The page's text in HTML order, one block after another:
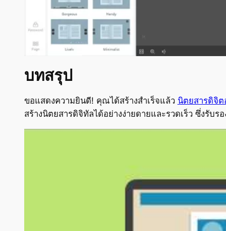
บทสรุป
ขอแสดงความยินดี! คุณได้สร้างสำเร็จแล้ว นิตยสารดิจิต
สร้างนิตยสารดิจิทัลได้อย่างง่ายดายและรวดเร็ว ซึ่งรับ